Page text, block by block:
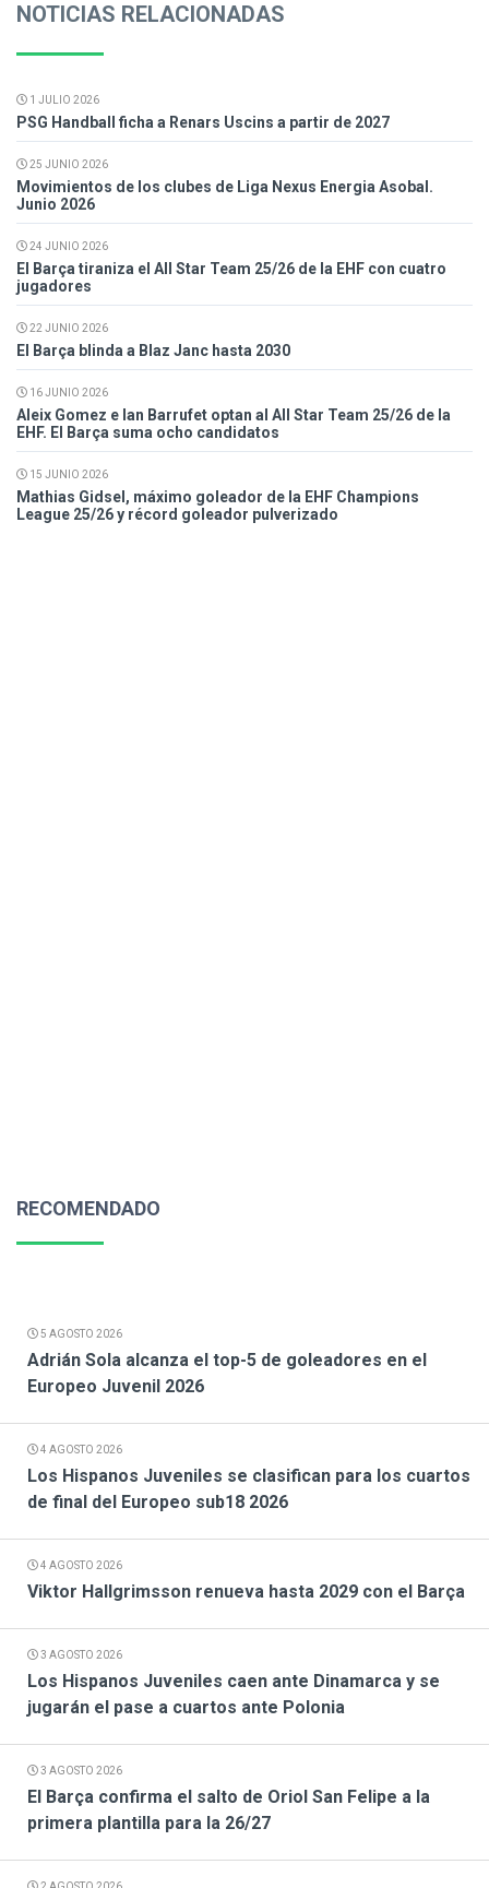
NOTICIAS RELACIONADAS
1 JULIO 2026
PSG Handball ficha a Renars Uscins a partir de 2027
25 JUNIO 2026
Movimientos de los clubes de Liga Nexus Energia Asobal.
Junio 2026
24 JUNIO 2026
El Barça tiraniza el All Star Team 25/26 de la EHF con cuatro
jugadores
22 JUNIO 2026
El Barça blinda a Blaz Janc hasta 2030
16 JUNIO 2026
Aleix Gomez e Ian Barrufet optan al All Star Team 25/26 de la
EHF. El Barça suma ocho candidatos
15 JUNIO 2026
Mathias Gidsel, máximo goleador de la EHF Champions
League 25/26 y récord goleador pulverizado
RECOMENDADO
5 AGOSTO 2026
Adrián Sola alcanza el top-5 de goleadores en el
Europeo Juvenil 2026
4 AGOSTO 2026
Los Hispanos Juveniles se clasifican para los cuartos
de final del Europeo sub18 2026
4 AGOSTO 2026
Viktor Hallgrimsson renueva hasta 2029 con el Barça
3 AGOSTO 2026
Los Hispanos Juveniles caen ante Dinamarca y se
jugarán el pase a cuartos ante Polonia
3 AGOSTO 2026
El Barça confirma el salto de Oriol San Felipe a la
primera plantilla para la 26/27